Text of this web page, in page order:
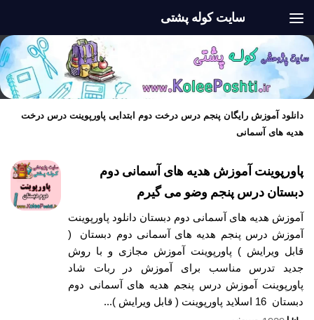
سایت کوله پشتی
دانلود آموزش رایگان پنجم درس درخت دوم ابتدایی پاورپوینت درس درخت
هدیه های آسمانی
پاورپوینت آموزش هدیه های آسمانی دوم
دبستان درس پنجم وضو می گیرم
آموزش هدیه های آسمانی دوم دبستان دانلود پاورپوینت
آموزش درس پنجم هدیه های آسمانی دوم دبستان (
قابل ویرایش ) پاورپوینت آموزش مجازی و با روش
جدید تدرس مناسب برای آموزش در ربات شاد
پاورپوینت آموزش درس پنجم هدیه های آسمانی دوم
دبستان 16 اسلاید پاورپوینت ( قابل ویرایش )...